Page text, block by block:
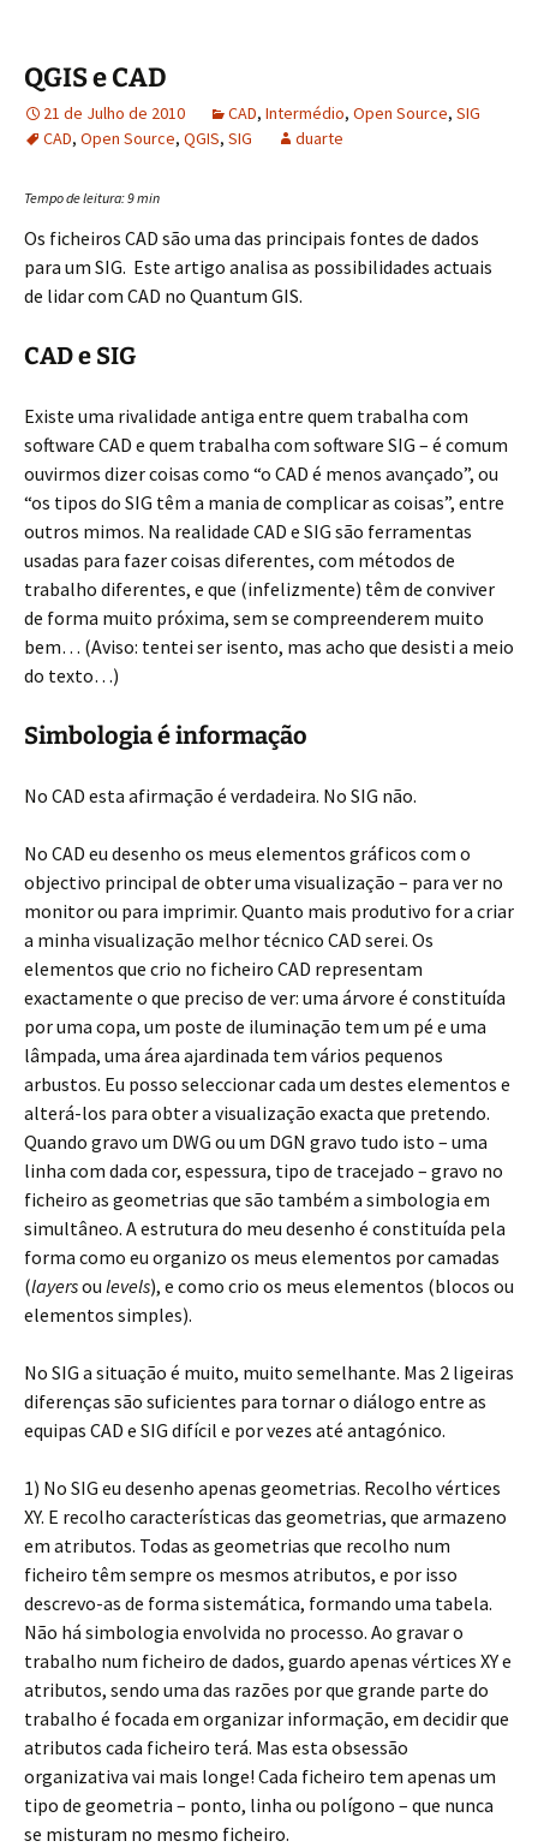
QGIS e CAD
21 de Julho de 2010 CAD, Intermédio, Open Source, SIG
CAD, Open Source, QGIS, SIG duarte
Tempo de leitura:9min
Os ficheiros CAD são uma das principais fontes de dados
para um SIG. Este artigo analisa as possibilidades actuais
de lidar com CAD no Quantum GIS.
CAD e SIG
Existe uma rivalidade antiga entre quem trabalha com
software CAD e quem trabalha com software SIG – é comum
ouvirmos dizer coisas como “o CAD é menos avançado”, ou
“os tipos do SIG têm a mania de complicar as coisas”, entre
outros mimos. Na realidade CAD e SIG são ferramentas
usadas para fazer coisas diferentes, com métodos de
trabalho diferentes, e que (infelizmente) têm de conviver
de forma muito próxima, sem se compreenderem muito
bem… (Aviso: tentei ser isento, mas acho que desisti a meio
do texto…)
Simbologia é informação
No CAD esta afirmação é verdadeira. No SIG não.
No CAD eu desenho os meus elementos gráficos com o
objectivo principal de obter uma visualização – para ver no
monitor ou para imprimir. Quanto mais produtivo for a criar
a minha visualização melhor técnico CAD serei. Os
elementos que crio no ficheiro CAD representam
exactamente o que preciso de ver: uma árvore é constituída
por uma copa, um poste de iluminação tem um pé e uma
lâmpada, uma área ajardinada tem vários pequenos
arbustos. Eu posso seleccionar cada um destes elementos e
alterá-los para obter a visualização exacta que pretendo.
Quando gravo um DWG ou um DGN gravo tudo isto – uma
linha com dada cor, espessura, tipo de tracejado – gravo no
ficheiro as geometrias que são também a simbologia em
simultâneo. A estrutura do meu desenho é constituída pela
forma como eu organizo os meus elementos por camadas
(layersou levels), e como crio os meus elementos (blocos ou
elementos simples).
No SIG a situação é muito, muito semelhante. Mas 2 ligeiras
diferenças são suficientes para tornar o diálogo entre as
equipas CAD e SIG difícil e por vezes até antagónico.
1) No SIG eu desenho apenas geometrias. Recolho vértices
XY. E recolho características das geometrias, que armazeno
em atributos. Todas as geometrias que recolho num
ficheiro têm sempre os mesmos atributos, e por isso
descrevo-as de forma sistemática, formando uma tabela.
Não há simbologia envolvida no processo. Ao gravar o
trabalho num ficheiro de dados, guardo apenas vértices XY e
atributos, sendo uma das razões por que grande parte do
trabalho é focada em organizar informação, em decidir que
atributos cada ficheiro terá. Mas esta obsessão
organizativa vai mais longe! Cada ficheiro tem apenas um
tipo de geometria – ponto, linha ou polígono – que nunca
se misturam no mesmo ficheiro.